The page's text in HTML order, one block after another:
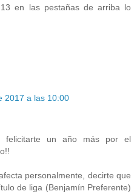
en las pestañas de arriba lo
2017 a las 10:00
felicitarte un año más por el
personalmente, decirte que
de liga (Benjamín Preferente)